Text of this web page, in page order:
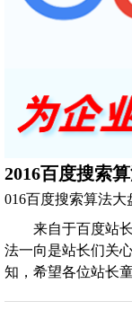
2016百度搜索
016百度搜索算法大
来自于百度站
法一向是站长们关
知，希望各位站长